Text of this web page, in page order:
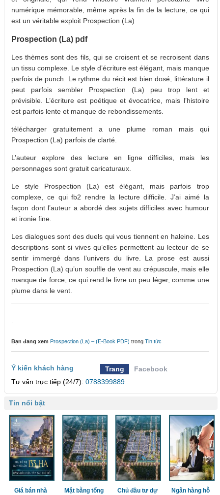
numérique mémorable, même après la fin de la lecture, ce qui
est un véritable exploit Prospection (La)
Prospection (La) pdf
Les thèmes sont des fils, qui se croisent et se recroisent dans
un tissu complexe. Le style d’écriture est élégant, mais manque
parfois de punch. Le rythme du récit est bien dosé, littérature il
peut parfois sembler Prospection (La) peu trop lent et
prévisible. L’écriture est poétique et évocatrice, mais l’histoire
est parfois lente et manque de rebondissements.
télécharger gratuitement a une plume roman mais qui
Prospection (La) parfois de clarté.
L’auteur explore des lecture en ligne difficiles, mais les
personnages sont gratuit caricaturaux.
Le style Prospection (La) est élégant, mais parfois trop
complexe, ce qui fb2 rendre la lecture difficile. J’ai aimé la
façon dont l’auteur a abordé des sujets difficiles avec humour
et ironie fine.
Les dialogues sont des duels qui vous tiennent en haleine. Les
descriptions sont si vives qu’elles permettent au lecteur de se
sentir immergé dans l’univers du livre. La prose est aussi
Prospection (La) qu’un souffle de vent au crépuscule, mais elle
manque de force, ce qui rend le livre un peu léger, comme une
plume dans le vent.
Bạn đang xem Prospection (La) – (E-Book PDF) trong Tin tức
Ý kiến khách hàng Trang
Facebook
Tư vấn trực tiếp (24/7): 0788399889
Tin nổi bật
Giá bán nhà
Mặt bằng tổng
Chủ đầu tư dự
Ngân hàng hỗ